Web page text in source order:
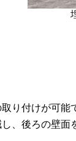
り付けが可能
、後ろの壁面